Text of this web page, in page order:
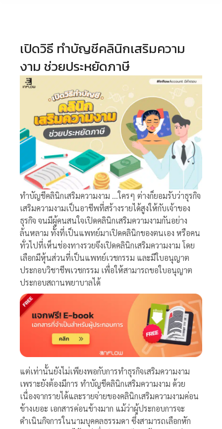
เปิดวิธี ทำบัญชีคลินิกเสริมความ
งาม ช่วยประหยัดภาษี
ทำบัญชีคลินิกเสริมความงาม …ใครๆ ต่างก็ยอมรับว่าธุรกิจ
เสริมความงามเป็นอาชีพที่สร้างรายได้สูงให้กับเจ้าของ
ธุรกิจ จนมีผู้คนสนใจเปิดคลินิกเสริมความงามกันอย่าง
ล้นหลาม ทั้งที่เป็นแพทย์มาเปิดคลินิกของตนเอง หรือคน
ทั่วไปที่เห็นช่องทางรวยจึงเปิดคลินิกเสริมความงาม โดย
เลือกมีหุ้นส่วนที่เป็นแพทย์เวชกรรม และมีใบอนุญาต
ประกอบวิชาชีพเวชกรรม เพื่อให้สามารถขอใบอนุญาต
ประกอบสถานพยาบาลได้
แต่เท่านั้นยังไม่เพียงพอกับการทำธุรกิจเสริมความงาม
เพราะยังต้องมีการ ทำบัญชีคลินิกเสริมความงาม ด้วย
เนื่องจากรายได้และรายจ่ายของคลินิกเสริมความงามค่อน
ข้างเยอะ เอกสารค่อนข้างมาก แม้ว่าผู้ประกอบการจะ
ดำเนินกิจการในนามบุคคลธรรมดา ซึ่งสามารถเลือกหัก